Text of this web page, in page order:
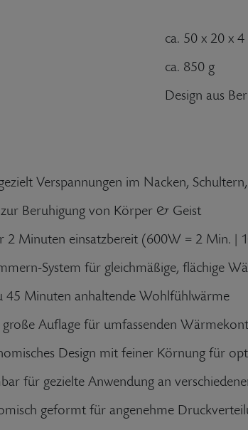
ca. 50 x 20 x 4
ca. 850 g
Design aus
Verspannungen im Nacken,
Beruhigung von Körper & Geist
2 Minuten einsatzbereit (600W = 2 Min. |
System für gleichmäßige, flächige
45 Minuten anhaltende Wohlfühlwärme
große Auflage für umfassenden
Design mit feiner Körnung für
für gezielte Anwendung an
geformt für angenehme